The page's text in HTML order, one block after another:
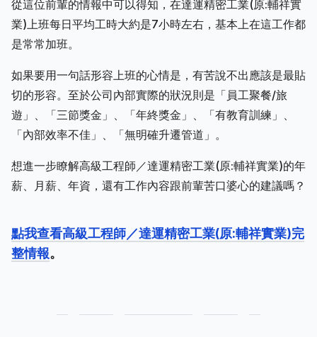
從這位前輩的情報中可以得知，在達運精密工業(原:輔祥實
業)上班每日平均工時大約是7小時左右，基本上在這工作都
是常常加班。
如果要用一句話形容上班的心情是，有苦說不出應該是最貼
切的形容。至於公司內部實際的狀況則是「員工聚餐/旅
遊」、「三節獎金」、「年終獎金」、「有教育訓練」、
「內部效率不佳」、「無明確升遷管道」。
想進一步瞭解高級工程師／達運精密工業(原:輔祥實業)的年
薪、月薪、年資，還有工作內容跟前輩苦口婆心的建議嗎？
點我查看高級工程師／達運精密工業(原:輔祥實業)完
整情報。